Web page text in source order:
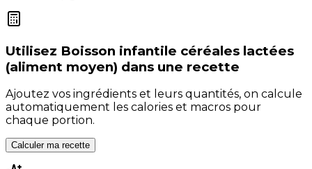
Utilisez Boisson infantile céréales lactées
(aliment moyen) dans une recette
Ajoutez vos ingrédients et leurs quantités, on calcule
automatiquement les calories et macros pour
chaque portion.
Calculer ma recette